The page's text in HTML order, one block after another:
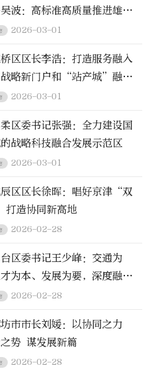
波：高标准高质量推进雄安
现代化城市
2026-03-01
区区长李浩：打造服务融入
略新门户和“站产城”融合
范样板
2026-03-01
区委书记张强：全力建设国
战略科技融合发展示范区
2026-03-01
区区长徐晖：唱好京津“双
造协同新高地
2026-02-28
区委书记王少峰：交通为
为本、发展为要，深度融入
都都市圈建设
2026-02-28
市市长刘媛：以协同之力
势 谋发展新篇
2026-02-28